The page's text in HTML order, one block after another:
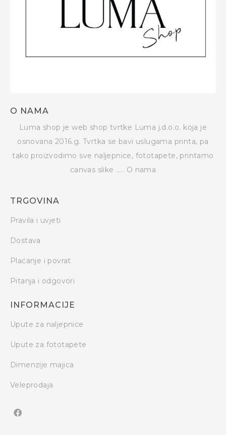
O NAMA
Luma shop je web shop tvrtke Luma j.d.o.o. koja je
osnovana 2016.g. Tvrtka se bavi uslugama printa, pa
tako proizvodimo sve naljepnice, fototapete, printamo
canvas slike ….. O nama
TRGOVINA
Pravila i uvjeti
Dostava
Plaćanje i povrat
Pitanja i odgovori
INFORMACIJE
Upute za naljepnice
Upute za fototapete
Dimenzije majica
Veleprodaja